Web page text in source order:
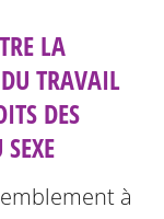
LA
TRAVAIL
DES
à